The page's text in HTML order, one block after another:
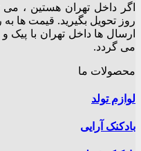
گزینه
ها
ممکن
است
صفحه
انتخاب
روز تحویل بگیرید. قیمت ها
ارسال ها داخل تهران با پیک
می گردد.
محصولات ما
لوازم تولد
بادکنک آرایی